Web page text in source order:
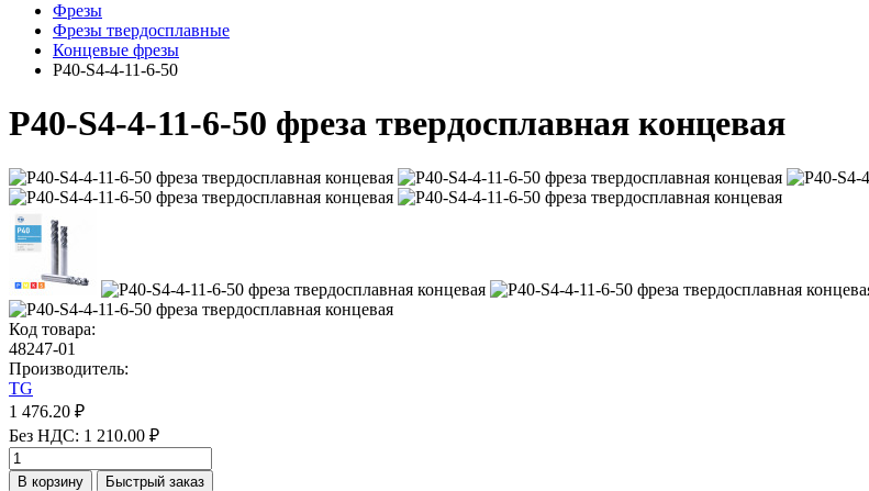
Фрезы
Фрезы твердосплавные
Концевые фрезы
P40-S4-4-11-6-50
P40-S4-4-11-6-50 фреза твердосплавная концевая
Код товара:
48247-01
Производитель:
TG
1 476.20 ₽
Без НДС: 1 210.00 ₽
В корзину
Быстрый заказ